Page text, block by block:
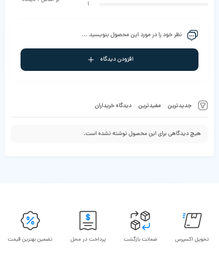
جدیدترین مفیدترین دیدگاه خریداران
هیچ دیدگاهی برای این محصول نوشته نشده است.
1
نظر خود را در مورد این محصول بنویسید ...
افزودن دیدگاه
تحویل اکسپرس ضمانت بازگشت پرداخت در محل تضمین بهترین قیمت